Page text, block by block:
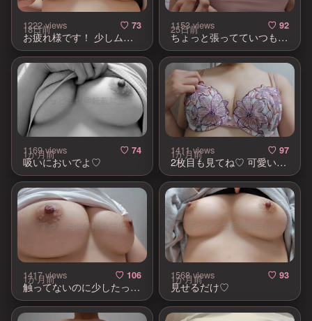
1222 views ♡ 73
18日前
お疲れ様です！ 少しムラムラ中♡
1153 views ♡ 92
25日前
ちょっと張ってていつもより窮屈な日
1169 views ♡ 74
1か月前
吸いにおいでよ♡
1411 views ♡ 97
1か月前
2枚目も見てね♡ 可愛いから見てーってしたかっただけ！
1417 views ♡ 106
1か月前
触ってないのに少したってるの恥ずかしい… 帰宅後は安定にノーブラです♡
1568 views ♡ 93
1か月前
見せるだけ♡